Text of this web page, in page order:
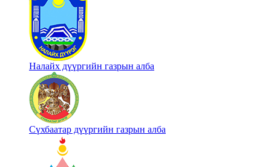
Налайх дүүргийн газрын алба
Сүхбаатар дүүргийн газрын алба